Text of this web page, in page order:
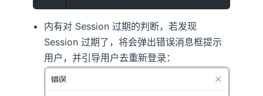
内有对 Session 过期的判断，若发现
Session 过期了，将会弹出错误消息框提示
用户，并引导用户去重新登录：